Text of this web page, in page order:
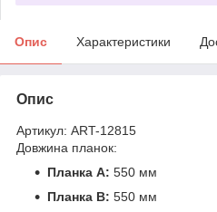
Опис Характеристики
Опис
Артикул: ART-12815
Довжина планок:
Планка A: 550 мм
Планка B: 550 мм